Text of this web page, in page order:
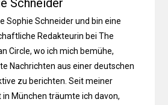
Sophie Schneider und bin eine
Redakteurin bei The
Circle, wo ich mich bemühe,
Nachrichten aus einer deutschen
zu berichten. Seit meiner
in München träumte ich davon,